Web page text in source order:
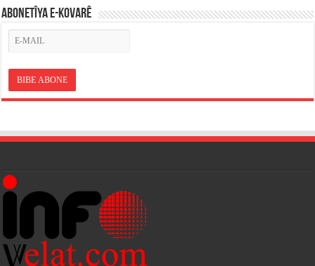
ABONETÎYA E-KOVARÊ